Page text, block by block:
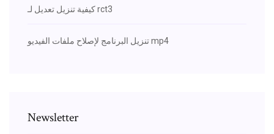
كيفية تنزيل تعديل لـ rct3
تنزيل البرنامج لإصلاح ملفات الفيديو mp4
Newsletter